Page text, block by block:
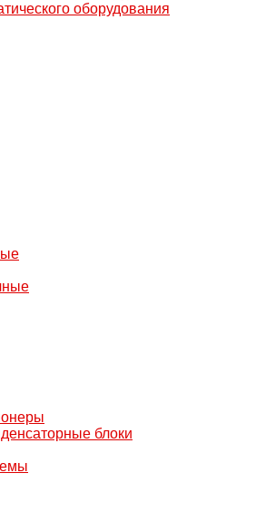
оборудования
блоки